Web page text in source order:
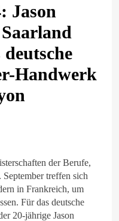
Jason
Handwerk
der Berufe,
treffen sich
in Frankreich, um
Für das deutsche
20-jährige Jason